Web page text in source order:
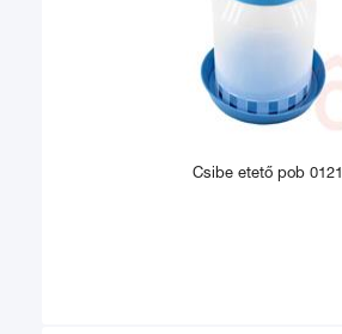
Csibe etető pob 0121